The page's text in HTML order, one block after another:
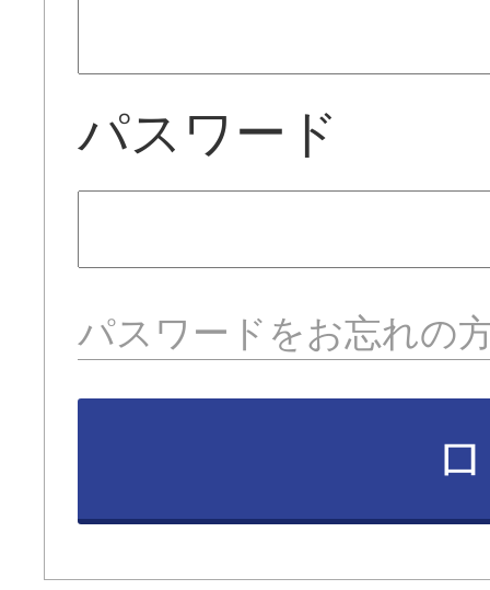
パスワード
パスワードをお忘れの